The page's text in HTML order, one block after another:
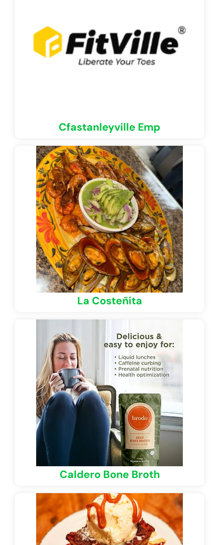
Cfastanleyville Emp
La Costeñita
Caldero Bone Broth